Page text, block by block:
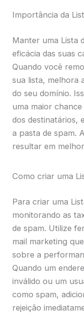
Importância da
Manter uma Lista
eficácia das suas
Quando você
sua lista, melhora
do seu domínio.
uma maior
dos destinatários,
a pasta de spam.
resultar em
Como criar uma
Para criar uma
monitorando as
de spam. Utilize
mail marketing
sobre a
Quando um
inválido ou um
como spam,
rejeição